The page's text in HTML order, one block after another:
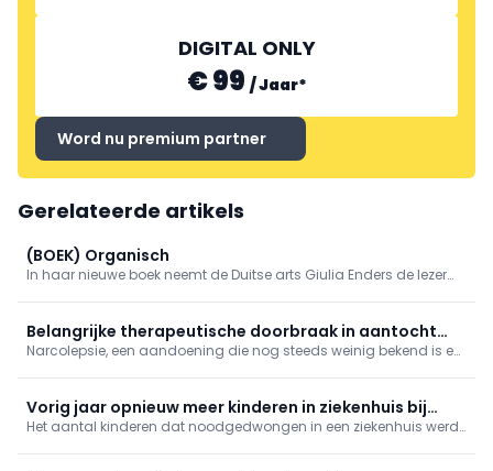
DIGITAL ONLY
€ 99 /Jaar*
Word nu premium partner
Gerelateerde artikels
(BOEK) Organisch
In haar nieuwe boek neemt de Duitse arts Giulia Enders de lezer
originele manier voorgesteld.
Belangrijke therapeutische doorbraak in aantocht
voor narcolepsie
Narcolepsie, een aandoening die nog steeds weinig bekend is en
Vorig jaar opnieuw meer kinderen in ziekenhuis bij
gebrek aan jeugdhulp
Het aantal kinderen dat noodgedwongen in een ziekenhuis werd